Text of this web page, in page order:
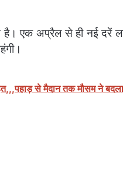
है। एक अप्रैल से ही नई दरें
से मैदान तक मौसम ने